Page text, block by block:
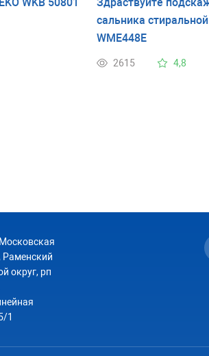
сальника
WME448E
2615 4,8
Раменский
округ, рп
1